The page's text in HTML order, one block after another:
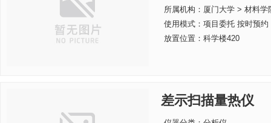
所属机构： 厦门大学 > 材料学
使用模式：项目委托 按时预约
放置位置：科学楼420
差示扫描量热仪